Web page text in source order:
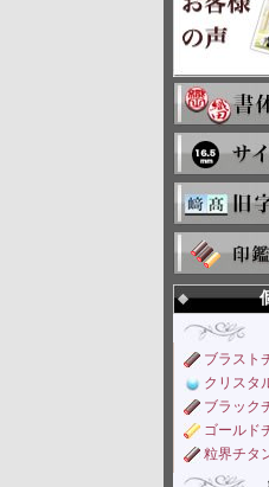
ブラスト
クリスタ
ブラック
ゴールド
粒界チタ